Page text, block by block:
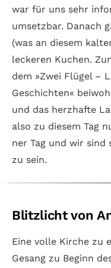
war für uns sehr
um­setz­bar. Danach
(was an diesem
leckeren Kuchen.
dem »Zwei Flügel –
Geschichten«
und das herz­hafte
also zu diesem Tag
ner Tag und wir sind
zu sein.
Blitzlicht von
Eine volle Kirche zu
Gesang zu Beginn